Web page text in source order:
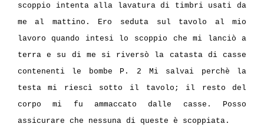
scoppio intenta alla lavatura di timbri usati da
me al mattino. Ero seduta sul tavolo al mio
lavoro quando intesi lo scoppio che mi lanciò a
terra e su di me si riversò la catasta di casse
contenenti le bombe P. 2 Mi salvai perchè la
testa mi riescì sotto il tavolo; il resto del
corpo mi fu ammaccato dalle casse. Posso
assicurare che nessuna di queste è scoppiata.